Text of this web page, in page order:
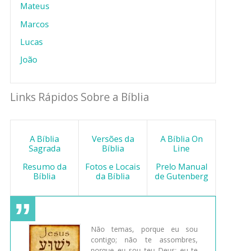
Mateus
Marcos
Lucas
João
Links Rápidos Sobre a Bíblia
A Bíblia
Sagrada
Resumo da
Bíblia
Versões da
Bíblia
Fotos e Locais
da Bíblia
A Bíblia On
Line
Prelo Manual
de Gutenberg
Não temas, porque eu sou
contigo; não te assombres,